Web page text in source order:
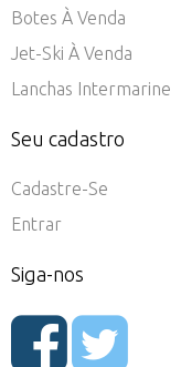
Botes À Venda
Jet-Ski À Venda
Lanchas Intermarine
Seu cadastro
Cadastre-Se
Entrar
Siga-nos